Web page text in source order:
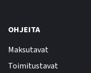
OHJEITA
Maksutavat
Toimitustavat